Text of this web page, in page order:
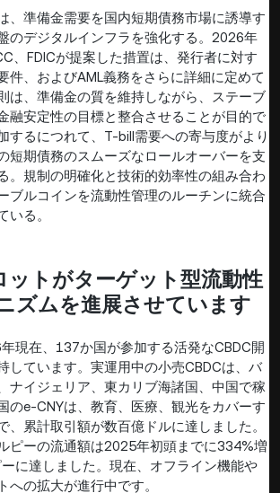
、準備金需要を国内短期債務市場に誘導す
のデジタルインフラを強化する。2026年
、FDICが提案した措置は、発行者に対す
件、およびAML義務をさらに詳細に定めて
は、準備金の質を維持しながら、ステーブ
融安定性の目標と整合させることが目的で
するにつれて、T-bill需要への寄与度がより
短期債務のスムーズなロールオーバーを支
。規制の明確化と技術的効率性の組み合わ
ブルコインを流動性管理のルーチンに統合
いる。
ットがターゲット型流動性
ズムを進展させています
現在、137か国が参加する活発なCBDC開
しています。実運用中の小売CBDCは、バ
ナイジェリア、東カリブ海諸国、中国で稼
のe-CNYは、教育、医療、観光をカバーす
、累計取引額が数百億ドルに達しました。
ピーの流通額は2025年初頭までに334%増
に達しました。現在、オフライン機能や
への拡大が進行中です。